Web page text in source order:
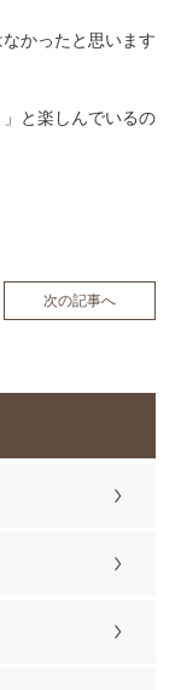
かったと思います
と楽しんでいるの
次の記事へ